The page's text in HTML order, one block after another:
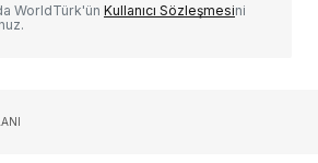
WorldTürk'ün Kullanıcı Sözleşmesini